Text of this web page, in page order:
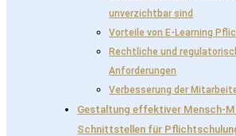
unverzichtbar sind
Vorteile von E-Learning
Rechtliche und
Anforderungen
Verbesserung der
Gestaltung effektiver Mensch-
Schnittstellen für